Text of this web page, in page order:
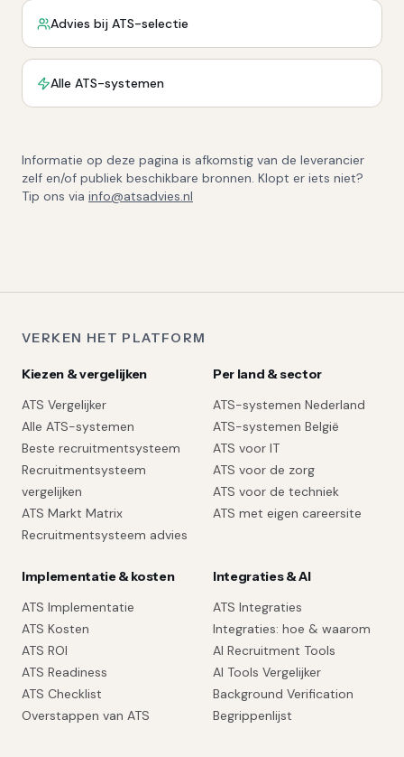
Advies bij ATS-selectie
Alle ATS-systemen
Informatie op deze pagina is afkomstig van de leverancier
zelf en/of publiek beschikbare bronnen. Klopt er iets niet?
Tip ons via info@atsadvies.nl
VERKEN HET PLATFORM
Kiezen & vergelijken
ATS Vergelijker
Alle ATS-systemen
Beste recruitmentsysteem
Recruitmentsysteem
vergelijken
ATS Markt Matrix
Recruitmentsysteem advies
Per land & sector
ATS-systemen Nederland
ATS-systemen België
ATS voor IT
ATS voor de zorg
ATS voor de techniek
ATS met eigen careersite
Implementatie & kosten
ATS Implementatie
ATS Kosten
ATS ROI
ATS Readiness
ATS Checklist
Overstappen van ATS
Integraties & AI
ATS Integraties
Integraties: hoe & waarom
AI Recruitment Tools
AI Tools Vergelijker
Background Verification
Begrippenlijst